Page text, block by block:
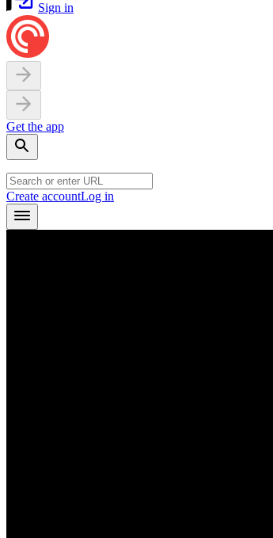
Sign in
Get the app
Create accountLog in